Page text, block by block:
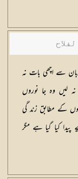
سے اچھی بات نہ
لیں وہ جا نوروں
کے مطابق زند گی
کیا گیا ہے مگر